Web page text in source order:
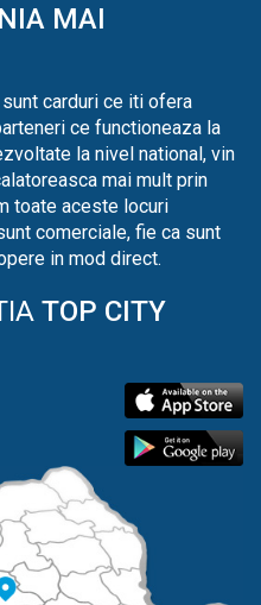
MAI
sunt carduri ce iti ofera
ce functioneaza la
la nivel national, vin
mai mult prin
toate aceste locuri
comerciale, fie ca sunt
in mod direct.
TOP CITY